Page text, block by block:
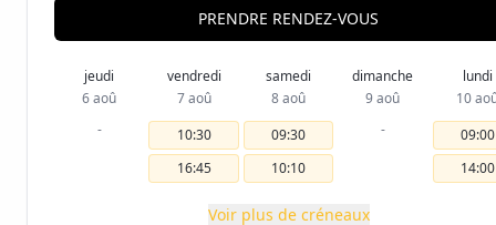
PRENDRE RENDEZ-VOUS
jeudi
6 aoû
-
vendredi
7 aoû
10:30
16:45
samedi
8 aoû
09:30
10:10
dimanche
9 aoû
-
lundi
10
09:00
14:00
Voir plus de créneaux